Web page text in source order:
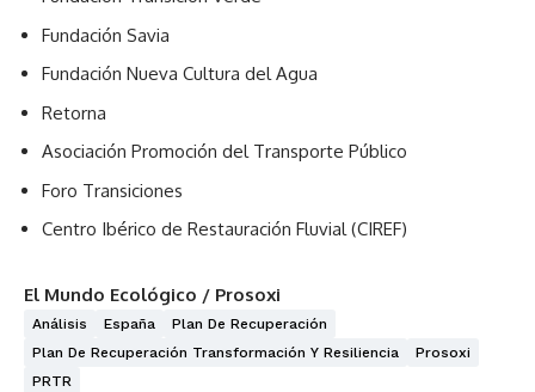
Fundación Savia
Fundación Nueva Cultura del Agua
Retorna
Asociación Promoción del Transporte Público
Foro Transiciones
Centro Ibérico de Restauración Fluvial (CIREF)
El Mundo Ecológico / Prosoxi
Análisis España
Plan De Recuperación
Plan De Recuperación Transformación Y Resiliencia
Prosoxi
PRTR